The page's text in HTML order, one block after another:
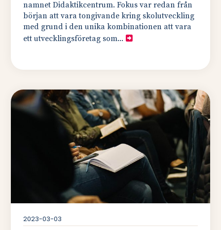
namnet Didaktikcentrum. Fokus var redan från
början att vara tongivande kring skolutveckling
med grund i den unika kombinationen att vara
ett utvecklingsföretag som...
2023-03-03